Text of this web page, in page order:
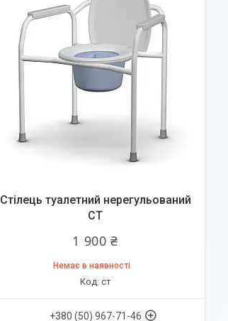
Стілець туалетний нерегульований
СТ
1 900 ₴
Немає в наявності
ст
+380 (50) 967-71-46